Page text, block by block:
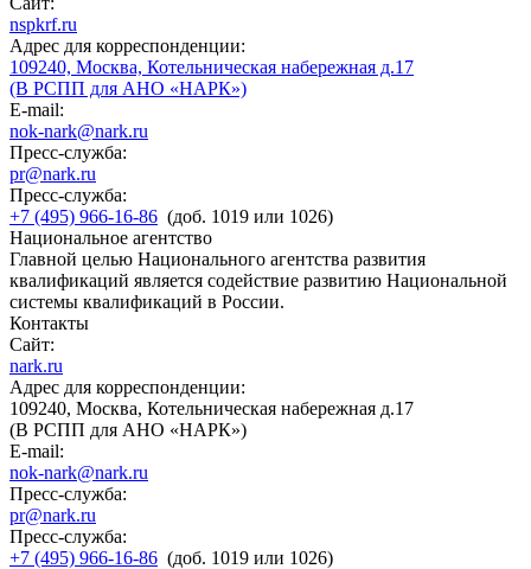
nspkrf.ru
Адрес для корреспонденции:
109240, Москва, Котельническая набережная д.17
(В РСПП для АНО «НАРК»)
E-mail:
nok-nark@nark.ru
Пресс-служба:
pr@nark.ru
Пресс-служба:
+7 (495) 966-16-86 (доб. 1019 или 1026)
Национальное агентство
Главной целью Национального агентства развития
квалификаций является содействие развитию Национальной
системы квалификаций в России.
Контакты
Сайт:
nark.ru
Адрес для корреспонденции:
109240, Москва, Котельническая набережная д.17
(В РСПП для АНО «НАРК»)
E-mail:
nok-nark@nark.ru
Пресс-служба:
pr@nark.ru
Пресс-служба:
+7 (495) 966-16-86 (доб. 1019 или 1026)